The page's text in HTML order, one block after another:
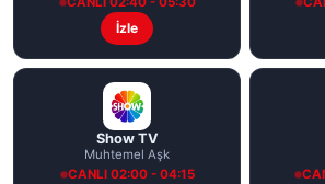
İzle
Show TV
Muhtemel Aşk
CANLI 02:00 - 04:15